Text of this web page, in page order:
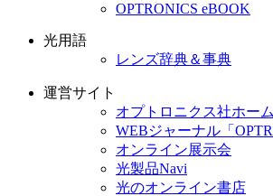
OPTRONICS eBOOK
光用語
レンズ辞典＆事典
運営サイト
オプトロニクス社ホー
WEBジャーナル「
オンライン展示会
光製品Navi
光のオンライン書店